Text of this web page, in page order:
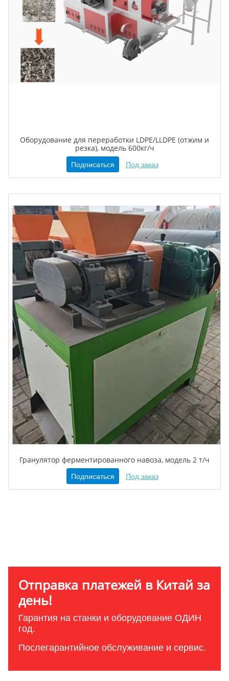
Оборудование для переработки LDPE/LLDPE (отжим и
резка), модель 600кг/ч
Подписаться Под заказ
Гранулятор ферментированного навоза, модель 2 т/ч
Подписаться Под заказ
Отправка платежей в Китай за
день!
Гарантия на станки и оборудование ОДИН
год.
Послегарантийное обслуживание и сервис.